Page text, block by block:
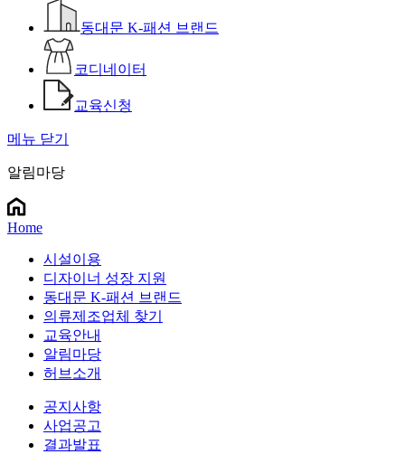
동대문 K-패션 브랜드
코디네이터
교육신청
메뉴 닫기
알림마당
Home
시설이용
디자이너 성장 지원
동대문 K-패션 브랜드
의류제조업체 찾기
교육안내
알림마당
허브소개
공지사항
사업공고
결과발표